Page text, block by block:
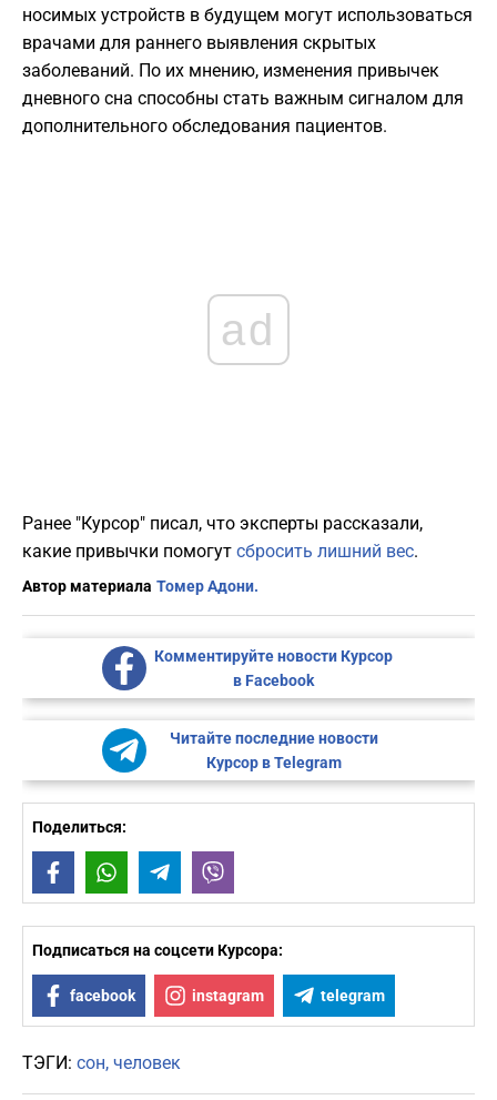
носимых устройств в будущем могут использоваться
врачами для раннего выявления скрытых
заболеваний. По их мнению, изменения привычек
дневного сна способны стать важным сигналом для
дополнительного обследования пациентов.
ad
Ранее "Курсор" писал, что эксперты рассказали,
какие привычки помогут сбросить лишний вес.
Автор материала Томер Адони.
Комментируйте новости Курсор
в Facebook
Читайте последние новости
Курсор в Telegram
Поделиться:
FacebookWhatsAppTelegram
Подписаться на соцсети Курсора:
facebook instagram telegram
ТЭГИ: сон человек